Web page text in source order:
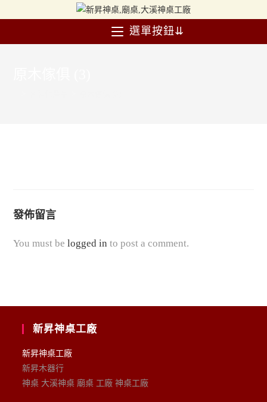
選單按鈕⇊
發佈留言
You must belogged in to post a comment.
新昇神桌工廠
新昇神桌工廠
新昇木器行
神桌 大溪神桌 廟桌 工廠 神桌工廠